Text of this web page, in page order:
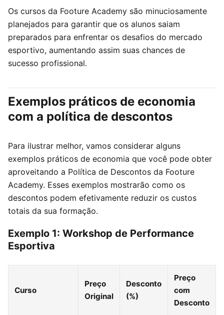
Os cursos da Footure Academy são minuciosamente
planejados para garantir que os alunos saiam
preparados para enfrentar os desafios do mercado
esportivo, aumentando assim suas chances de
sucesso profissional.
Exemplos práticos de economia
com a política de descontos
Para ilustrar melhor, vamos considerar alguns
exemplos práticos de economia que você pode obter
aproveitando a Política de Descontos da Footure
Academy. Esses exemplos mostrarão como os
descontos podem efetivamente reduzir os custos
totais da sua formação.
Exemplo 1: Workshop de Performance
Esportiva
Curso
Preço
Original
Desconto
(%)
Preço
com
Desconto